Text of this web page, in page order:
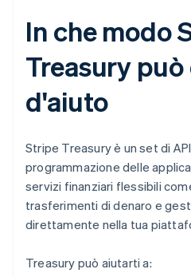
In che modo
Treasury
d'aiuto
Stripe Treasury è un set di
programmazione delle
servizi finanziari flessibili
trasferimenti di denaro e
direttamente nella tua
Treasury può aiutarti a: